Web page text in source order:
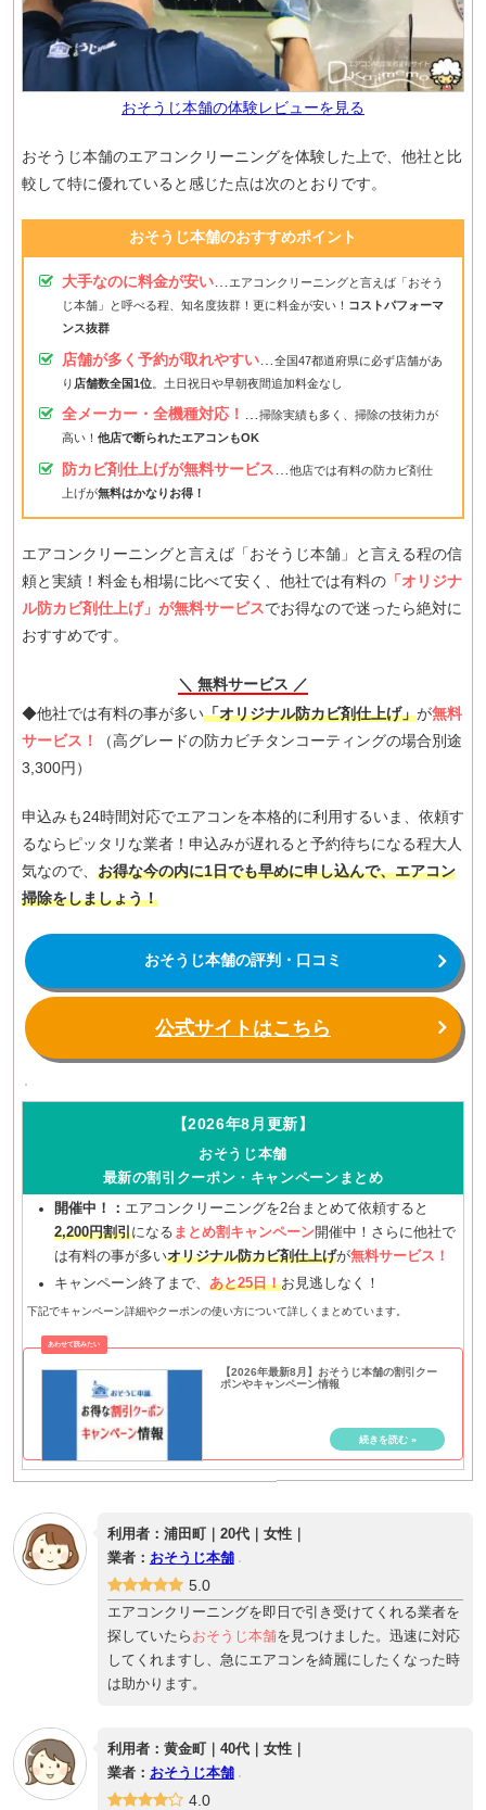
おそうじ本舗の体験レビューを見る
おそうじ本舗のエアコンクリーニングを体験した上で、他社と比
較して特に優れていると感じた点は次のとおりです。
おそうじ本舗のおすすめポイント
大手なのに料金が安い… エアコンクリーニングと言えば「おそう
じ本舗」と呼べる程、知名度抜群！更に料金が安い！ コストパフォーマ
ンス抜群
店舗が多く予約が取れやすい…
全国47都道府県に必ず店舗があ
り 店舗数全国1位。土日祝日や早朝夜間追加料金なし
全メーカー・全機種対応！
掃除実績も多く、掃除の技術力が
高い！ 他店で断られたエアコンもOK
防カビ剤仕上げが無料サービス
他店では有料の防カビ剤仕
上げが無料はかなりお得！
エアコンクリーニングと言えば「おそうじ本舗」と言える程の信
頼と実績！料金も相場に比べて安く、他社では有料の 「オリジナ
ル防カビ剤仕上げ」が無料サービスでお得なので迷ったら絶対に
おすすめです。
＼ 無料サービス ／
◆他社では有料の事が多い「オリジナル防カビ剤仕上げ」が無料
サービス！
（高グレードの防カビチタンコーティングの場合別途
3,300円）
申込みも24時間対応でエアコンを本格的に利用するいま、依頼す
るならピッタリな業者！申込みが遅れると予約待ちになる程大人
気なので、 お得な今の内に1日でも早めに申し込んで、エアコン
掃除をしましょう！
おそうじ本舗の評判・口コミ
公式サイトはこちら
【2026年8月更新】
おそうじ本舗
最新の割引クーポン・キャンペーンまとめ
開催中！： エアコンクリーニングを2台まとめて依頼すると
2,200円割引になる まとめ割キャンペーン開催中！さらに他社で
は有料の事が多いオリジナル防カビ剤仕上げが無料サービス！
キャンペーン終了まで、 あと25日！お見逃しなく！
下記でキャンペーン詳細やクーポンの使い方について詳しくまとめています。
【2026年最新8月】おそうじ本舗の割引クー
ポンやキャンペーン情報
利用者：浦田町｜20代｜女性｜
業者： おそうじ本舗
5.0
エアコンクリーニングを即日で引き受けてくれる業者を
探していたら おそうじ本舗を見つけました。迅速に対応
してくれますし、急にエアコンを綺麗にしたくなった時
は助かります。
利用者：黄金町｜40代｜女性｜
業者： おそうじ本舗
4.0